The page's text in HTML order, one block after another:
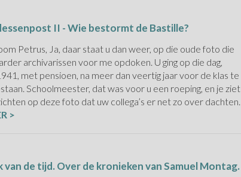
II - Wie bestormt de Bastille?
Petrus, Ja, daar staat u dan weer, op die oude foto die
archivarissen voor me opdoken. U ging op die dag,
met pensioen, na meer dan veertig jaar voor de klas te
Schoolmeester, dat was voor u een roeping, en je ziet
op deze foto dat uw collega’s er net zo over dachten.
>
van de tijd. Over de kronieken van Samuel Montag.